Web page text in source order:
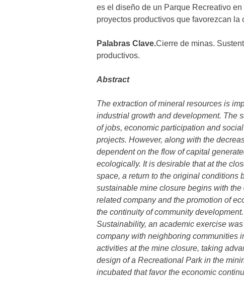
es el diseño de un Parque Recreativo
proyectos productivos que favorezcan
Palabras Clave.Cierre de minas.
productivos.
Abstract
The extraction of mineral resources is
industrial growth and development. The
of jobs, economic participation and
projects. However, along with the
dependent on the flow of capital
ecologically. It is desirable that at the
space, a return to the original conditions
sustainable mine closure begins with
related company and the promotion of
the continuity of community
Sustainability, an academic exercise
company with neighboring communities
activities at the mine closure, taking
design of a Recreational Park in the
incubated that favor the economic